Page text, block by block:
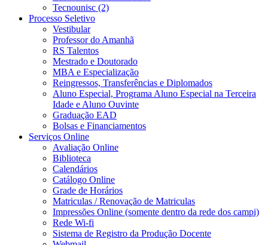
Tecnounisc (2)
Processo Seletivo
Vestibular
Professor do Amanhã
RS Talentos
Mestrado e Doutorado
MBA e Especialização
Reingressos, Transferências e Diplomados
Aluno Especial, Programa Aluno Especial na Terceira
Idade e Aluno Ouvinte
Graduação EAD
Bolsas e Financiamentos
Serviços Online
Avaliação Online
Biblioteca
Calendários
Catálogo Online
Grade de Horários
Matriculas / Renovação de Matriculas
Impressões Online (somente dentro da rede dos campi)
Rede Wi-fi
Sistema de Registro da Produção Docente